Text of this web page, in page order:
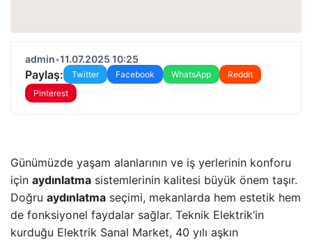
admin•11.07.2025 10:25
Paylaş: Twitter Facebook WhatsApp
Reddit
Pinterest
Günümüzde yaşam alanlarının ve iş yerlerinin konforu
için aydınlatma sistemlerinin kalitesi büyük önem taşır.
Doğru aydınlatma seçimi, mekanlarda hem estetik hem
de fonksiyonel faydalar sağlar. Teknik Elektrik’in
kurduğu Elektrik Sanal Market, 40 yılı aşkın